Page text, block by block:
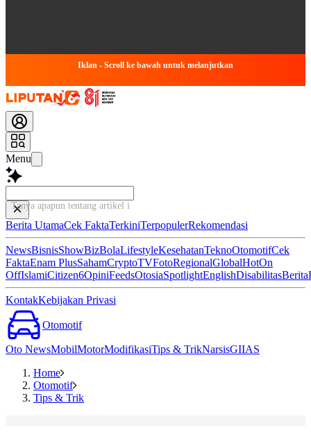
Iklan - Scroll ke bawah untuk melanjutkan
Menu
Tanya apapun tentang artikel ini...
Berita UtamaCek FaktaTerkiniTerpopulerRekomendasi
NewsBisnisShowBizBolaLifestyleKesehatanTeknoOtomotifCek
FaktaEnam PlusSahamCryptoTVFotoRegionalGlobalHotOn
OffIslamiCitizen6OpiniFeedsOtosiaSpotlightEnglishDisabilitasBerita
KontakKebijakan Privasi
Otomotif
Oto NewsMobilMotorModifikasiTips & TrikNarsisGIIAS
Home
Otomotif
Tips & Trik